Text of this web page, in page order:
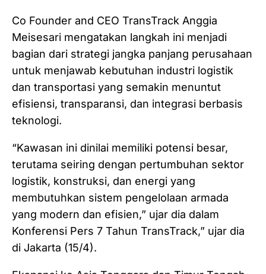
Co Founder and CEO TransTrack Anggia
Meisesari mengatakan langkah ini menjadi
bagian dari strategi jangka panjang perusahaan
untuk menjawab kebutuhan industri logistik
dan transportasi yang semakin menuntut
efisiensi, transparansi, dan integrasi berbasis
teknologi.
“Kawasan ini dinilai memiliki potensi besar,
terutama seiring dengan pertumbuhan sektor
logistik, konstruksi, dan energi yang
membutuhkan sistem pengelolaan armada
yang modern dan efisien,” ujar dia dalam
Konferensi Pers 7 Tahun TransTrack,” ujar dia
di Jakarta (15/4).